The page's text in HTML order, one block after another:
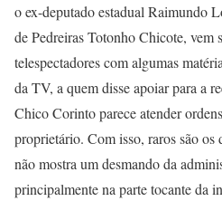
o ex-deputado estadual Raimundo
de Pedreiras Totonho Chicote, vem
telespectadores com algumas
da TV, a quem disse apoiar para a
Chico Corinto parece atender
proprietário. Com isso, raros são os
não mostra um desmando da
principalmente na parte tocante da